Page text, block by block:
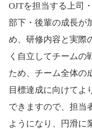
OJTを担当する上司
部下・後輩の成長が
め、研修内容と実際
く自立してチームの
ため、チーム全体の
目標達成に向けてよ
できますので、担当
ようになり、円滑に